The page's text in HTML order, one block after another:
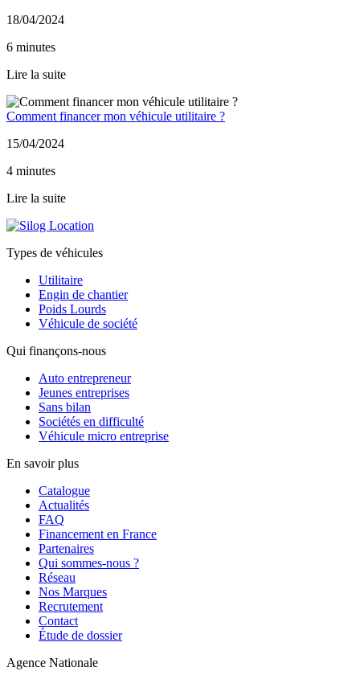
18/04/2024
6 minutes
Lire la suite
Comment financer mon véhicule utilitaire ?
15/04/2024
4 minutes
Lire la suite
Types de véhicules
Utilitaire
Engin de chantier
Poids Lourds
Véhicule de société
Qui finançons-nous
Auto entrepreneur
Jeunes entreprises
Sans bilan
Sociétés en difficulté
Véhicule micro entreprise
En savoir plus
Catalogue
Actualités
FAQ
Financement en France
Partenaires
Qui sommes-nous ?
Réseau
Nos Marques
Recrutement
Contact
Étude de dossier
Agence Nationale